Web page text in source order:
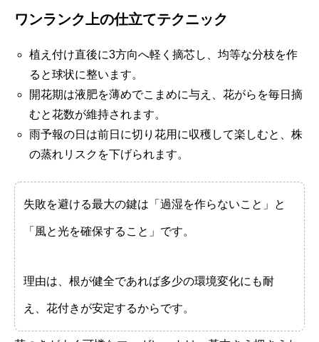
ワンランク上の仕立てテクニック
植え付け直後に3方向へ軽く摘芯し、均等な分枝を作
ると球状に整います。
開花期は液肥を薄めでこまめに与え、花がらを毎日摘
むと花数が維持されます。
雨予報の日は前日に切り花用に収穫して楽しむと、株
の蒸れリスクを下げられます。
失敗を避ける最大の鍵は「過湿を作らないこと」と
「風と光を確保すること」です。
理由は、根が健全であれば多少の環境変化にも耐
え、花付きが安定するからです。